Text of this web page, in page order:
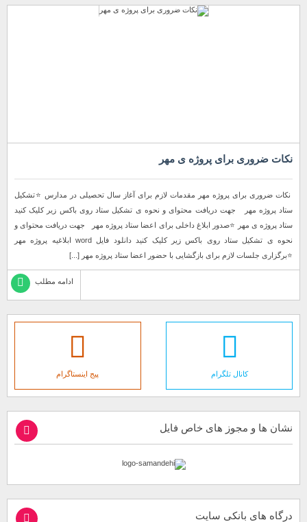
نکات ضروری برای پروژه ی مهر
نكات ضرورى براى پروژه مهر مقدمات لازم برای آغاز سال تحصیلی در مدارس ⭐️تشکیل
ستاد پروژه مهر جهت دریافت محتوای و نحوه ی تشکیل ستاد روی باکس زیر کلیک کنید
ستاد پروژه ی مهر ⭐️صدور ابلاغ داخلی برای اعضا ستاد پروژه مهر جهت دریافت محتوای و
نحوه ی تشکیل ستاد روی باکس زیر کلیک کنید دانلود فایل word ابلاغیه پروژه مهر
⭐️برگزاری جلسات لازم برای بازگشایی با حضور اعضا ستاد پروژه مهر [...]
ادامه مطلب
کانال تلگرام پیج اینستاگرام
نشان ها و مجوز های خاص فایل
درگاه های بانکی سایت